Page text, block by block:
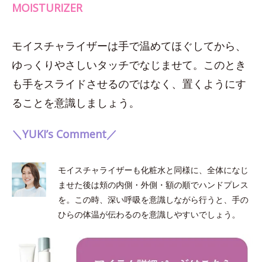
MOISTURIZER
モイスチャライザーは手で温めてほぐしてから、
ゆっくりやさしいタッチでなじませて。このとき
も手をスライドさせるのではなく、置くようにす
ることを意識しましょう。
＼YUKI’s Comment／
モイスチャライザーも化粧水と同様に、全体になじ
ませた後は頬の内側・外側・額の順でハンドプレス
を。この時、深い呼吸を意識しながら行うと、手の
ひらの体温が伝わるのを意識しやすいでしょう。